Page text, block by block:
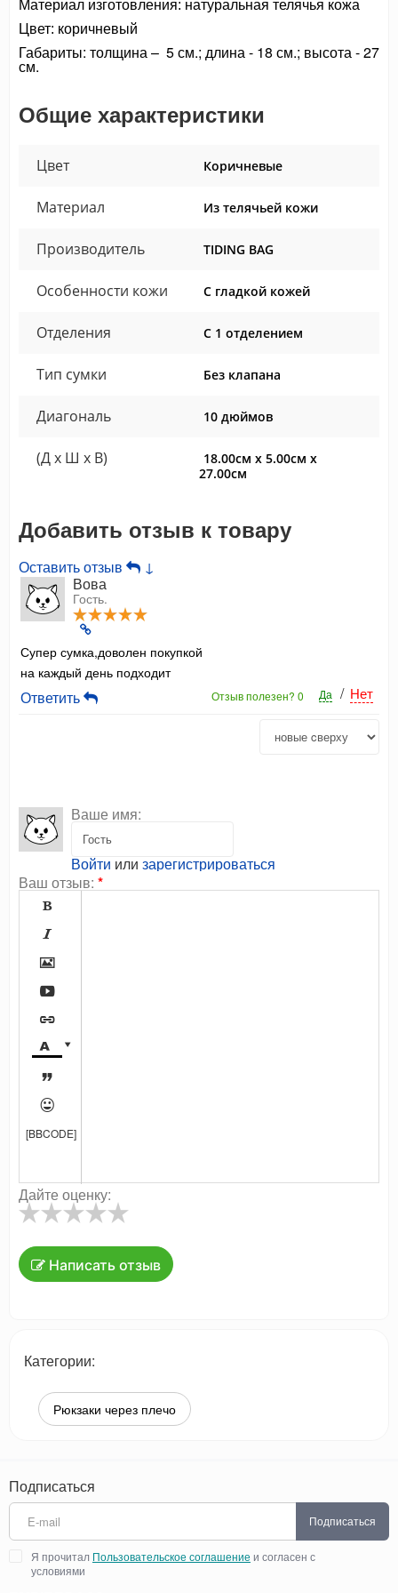
Материал изготовления: натуральная телячья кожа
Цвет: коричневый
Габариты: толщина – 5 см.; длина - 18 см.; высота - 27
см.
Общие характеристики
Цвет Коричневые
Материал Из телячьей кожи
Производитель TIDING BAG
Особенности кожи С гладкой кожей
Отделения С 1 отделением
Тип сумки Без клапана
Диагональ 10 дюймов
(Д x Ш x В)
18.00см x 5.00см x
27.00см
Добавить отзыв к товару
Оставить отзыв
↓
Вова
Гость.
Супер сумка,доволен покупкой
на каждый день подходит
Да / Нет
Отзыв полезен?0
Ответить
Ваше имя:
Войти или зарегистрироваться
Ваш отзыв: *









[BBCODE]
Дайте оценку:
Написать отзыв
Категории:
Рюкзаки через плечо
Подписаться
Подписаться
Я прочитал Пользовательское соглашение и согласен с
условиями